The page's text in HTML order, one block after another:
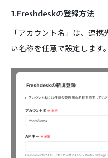
1.Freshdeskの登録方法
「アカウント名」は、連
い名称を任意で設定します。